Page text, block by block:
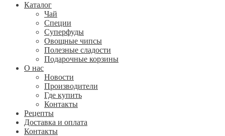
Каталог
Чай
Специи
Cуперфуды
Овощные чипсы
Полезные сладости
Подарочные корзины
О нас
Новости
Производители
Где купить
Контакты
Рецепты
Доставка и оплата
Контакты